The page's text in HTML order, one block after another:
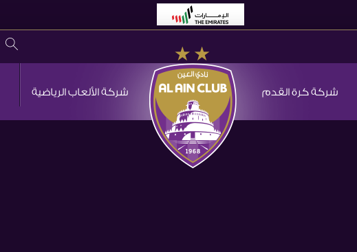
شركة كرة القدم شركة الألعاب الرياضية